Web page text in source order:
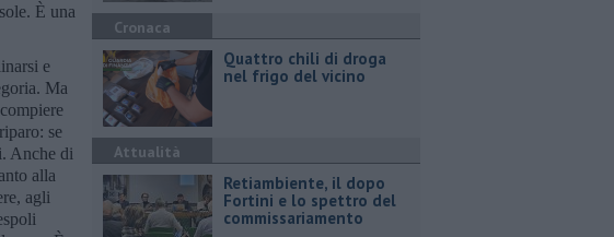
È una
e
Ma
se
Anche di
alla
agli
Cronaca
Quattro chili di droga
nel frigo del vicino
Attualità
Retiambiente, il dopo
Fortini e lo spettro del
commissariamento